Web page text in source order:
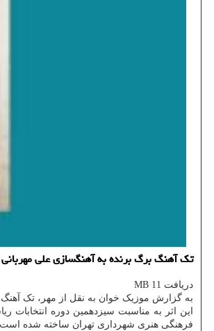
تک آهنگ برگ برنده به آهنگسازی علی
دریافت 11 MB
به گزارش موزیک خوان به نقل از مهر، تک
این اثر به مناسبت سیزدهمین دوره
فرهنگی هنری شهرداری تهران ساخته شده است.